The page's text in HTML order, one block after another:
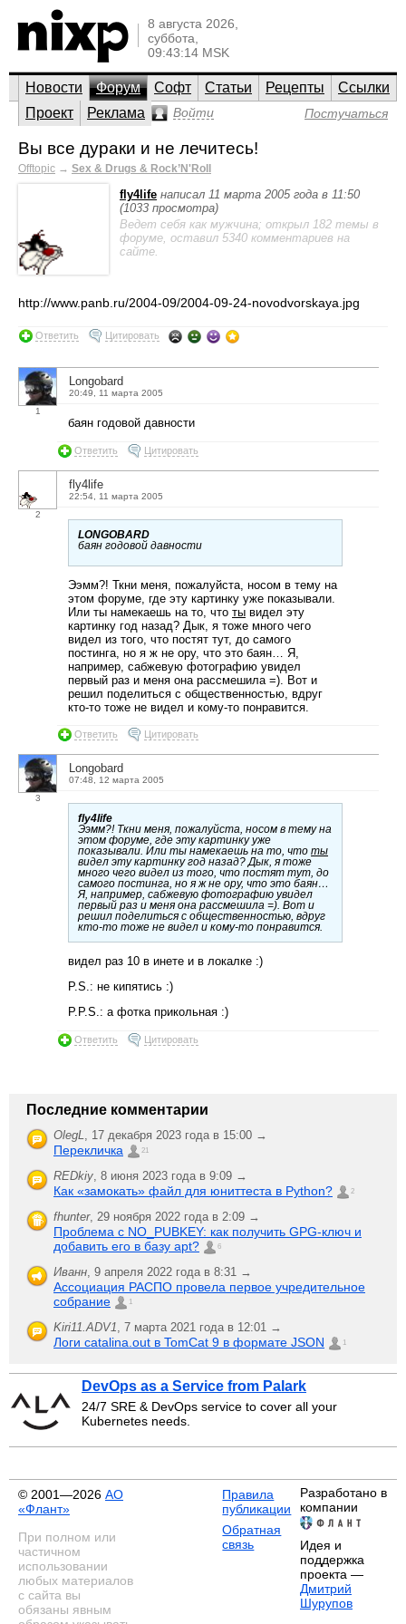
8 августа 2026,
суббота,
09:43:14 MSK
Новости Форум Софт Статьи Рецепты
Ссылки
Проект
Реклама Войти Постучаться
Вы все дураки и не лечитесь!
Offtopic → Sex & Drugs & Rock’N'Roll
fly4life написал 11 марта 2005 года в 11:50
(1033 просмотра)
Ведет себя как мужчина; открыл 182 темы в
форуме, оставил 5340 комментариев на
сайте.
http://www.panb.ru/2004-09/2004-09-24-novodvorskaya.jpg
Ответить Цитировать
1
Longobard
20:49, 11 марта 2005
баян годовой давности
Ответить Цитировать
2
fly4life
22:54, 11 марта 2005
LONGOBARD
баян годовой давности
Ээмм?! Ткни меня, пожалуйста, носом в тему на
этом форуме, где эту картинку уже показывали.
Или ты намекаешь на то, что ты видел эту
картинку год назад? Дык, я тоже много чего
видел из того, что постят тут, до самого
постинга, но я ж не ору, что это баян… Я,
например, сабжевую фотографию увидел
первый раз и меня она рассмешила =). Вот и
решил поделиться с общественностью, вдруг
кто-то тоже не видел и кому-то понравится.
Ответить Цитировать
3
Longobard
07:48, 12 марта 2005
fly4life
Ээмм?! Ткни меня, пожалуйста, носом в тему на
этом форуме, где эту картинку уже
показывали. Или ты намекаешь на то, что ты
видел эту картинку год назад? Дык, я тоже
много чего видел из того, что постят тут, до
самого постинга, но я ж не ору, что это баян…
Я, например, сабжевую фотографию увидел
первый раз и меня она рассмешила =). Вот и
решил поделиться с общественностью, вдруг
кто-то тоже не видел и кому-то понравится.
видел раз 10 в инете и в локалке :)
P.S.: не кипятись :)
P.P.S.: а фотка прикольная :)
Ответить Цитировать
Последние комментарии
OlegL 17 декабря 2023 года в 15:00 →
Перекличка 21
REDkiy 8 июня 2023 года в 9:09 →
Как «замокать» файл для юниттеста в Python? 2
fhunter, 29 ноября 2022 года в 2:09 →
Проблема с NO_PUBKEY: как получить GPG-ключ и
добавить его в базу apt?
6
Иванн 9 апреля 2022 года в 8:31 →
Ассоциация РАСПО провела первое учредительное
собрание
1
Kiri11.ADV1 7 марта 2021 года в 12:01 →
Логи catalina.out в TomCat 9 в формате JSON 1
DevOps as a Service from Palark
24/7 SRE & DevOps service to cover all your
Kubernetes needs.
© 2001—2026 АО
«Флант»
При полном или
частичном
использовании
любых материалов
с сайта вы
обязаны явным
Правила
публикации
Обратная
связь
Разработано в
компании
Идея и
поддержка
проекта —
Дмитрий
Шурупов